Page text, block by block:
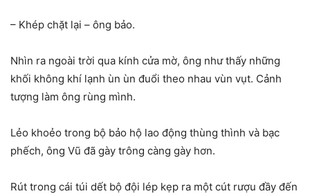
– Khép chặt lại – ông bảo.
Nhìn ra ngoài trời qua kính cửa mờ, ông như thấy những
khối không khí lạnh ùn ùn đuổi theo nhau vùn vụt. Cảnh
tượng làm ông rùng mình.
Lẻo khoẻo trong bộ bảo hộ lao động thùng thình và bạc
phếch, ông Vũ đã gày trông càng gày hơn.
Rút trong cái túi dết bộ đội lép kẹp ra một cút rượu đầy đến